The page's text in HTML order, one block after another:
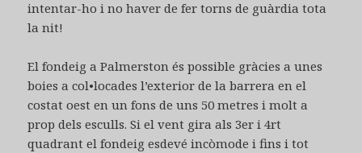
intentar-ho i no haver de fer torns de guàrdia tota
la nit!
El fondeig a Palmerston és possible gràcies a unes
boies a col•locades l’exterior de la barrera en el
costat oest en un fons de uns 50 metres i molt a
prop dels esculls. Si el vent gira als 3er i 4rt
quadrant el fondeig esdevé incòmode i fins i tot